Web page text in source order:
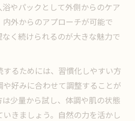
やパックとして外側からのケア
外からのアプローチが可能で
く続けられるのが大きな魅力で
るためには、習慣化しやすい方
好みに合わせて調整することが
少量から試し、体調や肌の状態
きましょう。自然の力を活かし